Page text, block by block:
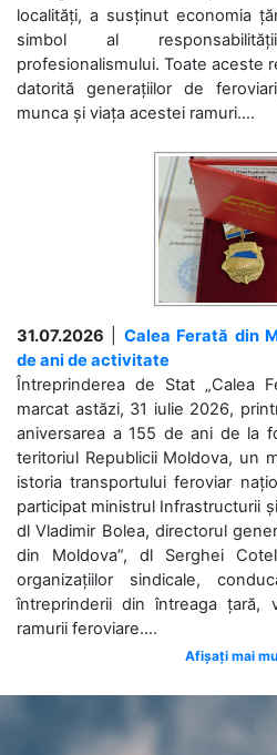
localități, a susținut economia
simbol al
profesionalismului. Toate aceste
datorită generațiilor de
munca și viața acestei ramuri....
31.07.2026
Calea Ferată din
de ani de activitate
Întreprinderea de Stat „Calea
marcat astăzi, 31 iulie 2026,
aniversarea a 155 de ani de la
teritoriul Republicii Moldova, un
istoria transportului feroviar
participat ministrul Infrastructurii
dl Vladimir Bolea, directorul
din Moldova”, dl Serghei
organizațiilor sindicale,
întreprinderii din întreaga țară,
ramurii feroviare....
Afișați mai